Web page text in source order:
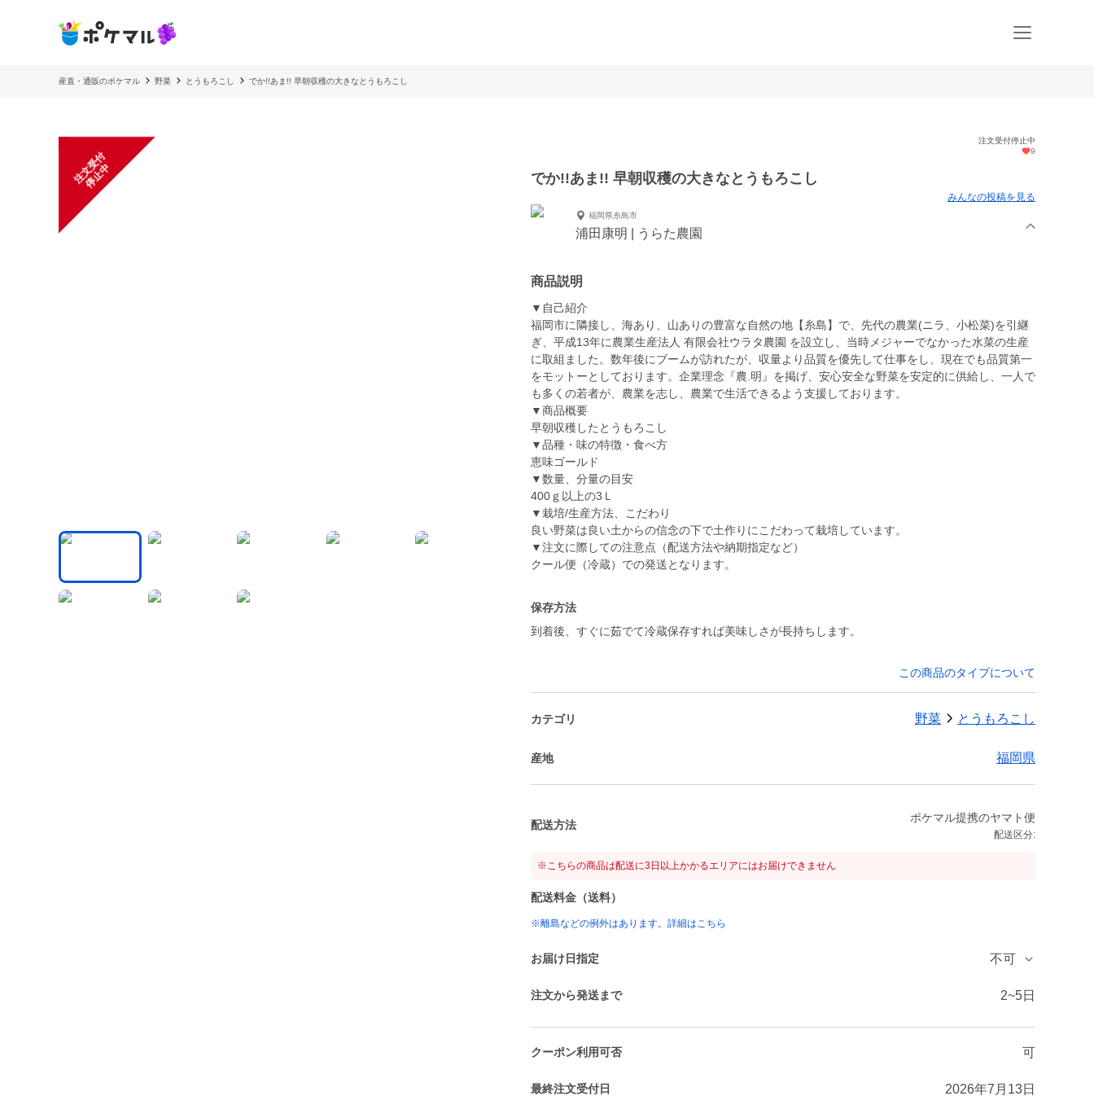
産直・通販のポケマル 野菜 とうもろこし でか!!あま!! 早朝収穫の大きなとうもろこし
注
文
受
付
停
止
中
注文受付停止中
9
でか!!あま!! 早朝収穫の大きなとうもろこし
みんなの投稿を見る
福岡県糸島市
浦田康明 | うらた農園
商品説明
▼自己紹介
福岡市に隣接し、海あり、山ありの豊富な自然の地【糸島】で、先代の農業(ニラ、小松菜)を引継
ぎ、平成13年に農業生産法人 有限会社ウラタ農園 を設立し、当時メジャーでなかった水菜の生産
に取組ました。数年後にブームが訪れたが、収量より品質を優先して仕事をし、現在でも品質第一
をモットーとしております。企業理念『農.明』を掲げ、安心安全な野菜を安定的に供給し、一人で
も多くの若者が、農業を志し、農業で生活できるよう支援しております。
▼商品概要
早朝収穫したとうもろこし
▼品種・味の特徴・食べ方
恵味ゴールド
▼数量、分量の目安
400ｇ以上の3Ｌ
▼栽培/生産方法、こだわり
良い野菜は良い土からの信念の下で土作りにこだわって栽培しています。
▼注文に際しての注意点（配送方法や納期指定など）
クール便（冷蔵）での発送となります。
保存方法
到着後、すぐに茹でて冷蔵保存すれば美味しさが長持ちします。
この商品のタイプについて
カテゴリ 野菜 とうもろこし
産地 福岡県
配送方法
ポケマル提携のヤマト便
配送区分:
※こちらの商品は配送に3日以上かかるエリアにはお届けできません
配送料金（送料）
※離島などの例外はあります。詳細はこちら
お届け日指定 不可
注文から発送まで 2~5日
クーポン利用可否 可
最終注文受付日 2026年7月13日